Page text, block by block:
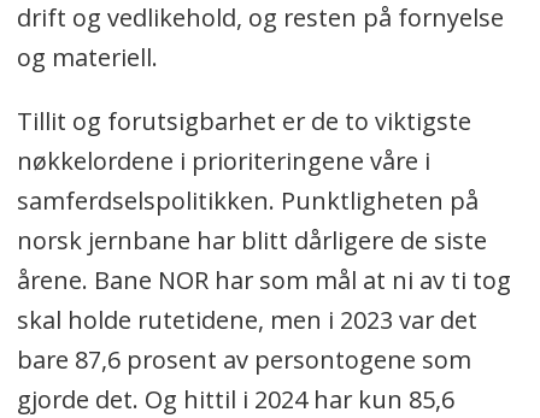
drift og vedlikehold, og resten på fornyelse
og materiell.
Tillit og forutsigbarhet er de to viktigste
nøkkelordene i prioriteringene våre i
samferdselspolitikken. Punktligheten på
norsk jernbane har blitt dårligere de siste
årene. Bane NOR har som mål at ni av ti tog
skal holde rutetidene, men i 2023 var det
bare 87,6 prosent av persontogene som
gjorde det. Og hittil i 2024 har kun 85,6